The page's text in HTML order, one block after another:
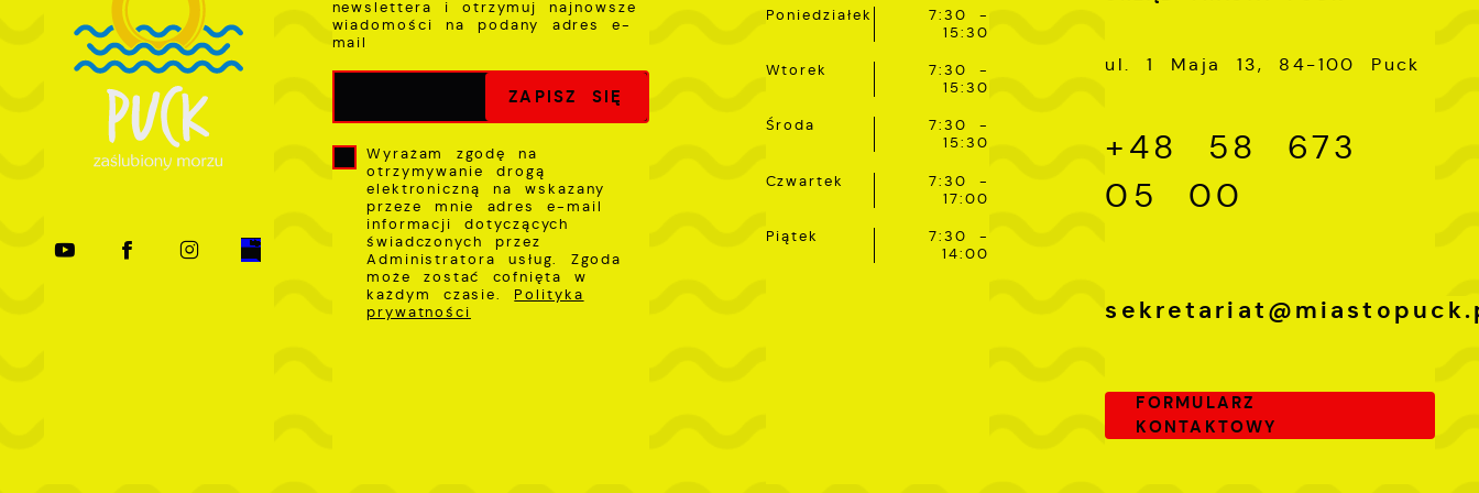
newslettera i otrzymuj najnowsze
wiadomości na podany adres e-
mail
Wyrażam zgodę na
otrzymywanie drogą
elektroniczną na wskazany
przeze mnie adres e-mail
informacji dotyczących
świadczonych przez
Administratora usług. Zgoda
może zostać cofnięta w
każdym czasie. Polityka
prywatności
Poniedziałek
7:30 -
15:30
Wtorek
7:30 -
15:30
Środa
7:30 -
15:30
Czwartek
7:30 -
17:00
Piątek
7:30 -
14:00
ul. 1 Maja 13, 84-100 Puck
+48 58 673
05 00
FORMULARZ
KONTAKTOWY